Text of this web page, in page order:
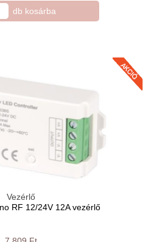
Vezérlő
RF 12/24V 12A vezérlő